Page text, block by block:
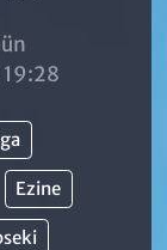
19:28
Ezine